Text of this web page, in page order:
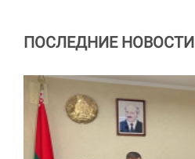
ПОСЛЕДНИЕ НОВОСТИ